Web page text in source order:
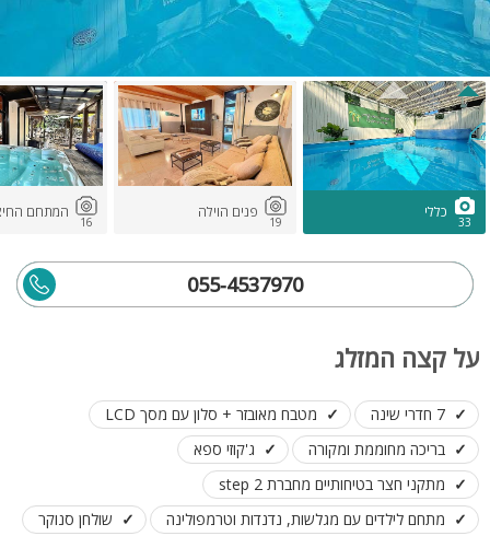
33
כללי
19
פנים הוילה
16
המתחם
055-4537970
על קצה המזלג
7 חדרי שינה
מטבח מאובזר + סלון עם מסך LCD
בריכה מחוממת ומקורה
ג'קוזי ספא
מתקני חצר בטיחותיים מחברת step 2
מתחם לילדים עם מגלשות, נדנדות וטרמפולינה
שולחן סנוקר